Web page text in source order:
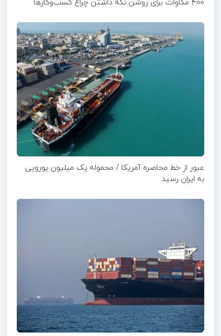
عبور از خط محاصره آمریکا / محموله یک میلیون یورویی
به ایران رسید